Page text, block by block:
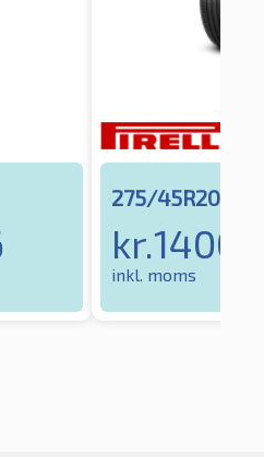
275/45R20
kr.
inkl. moms